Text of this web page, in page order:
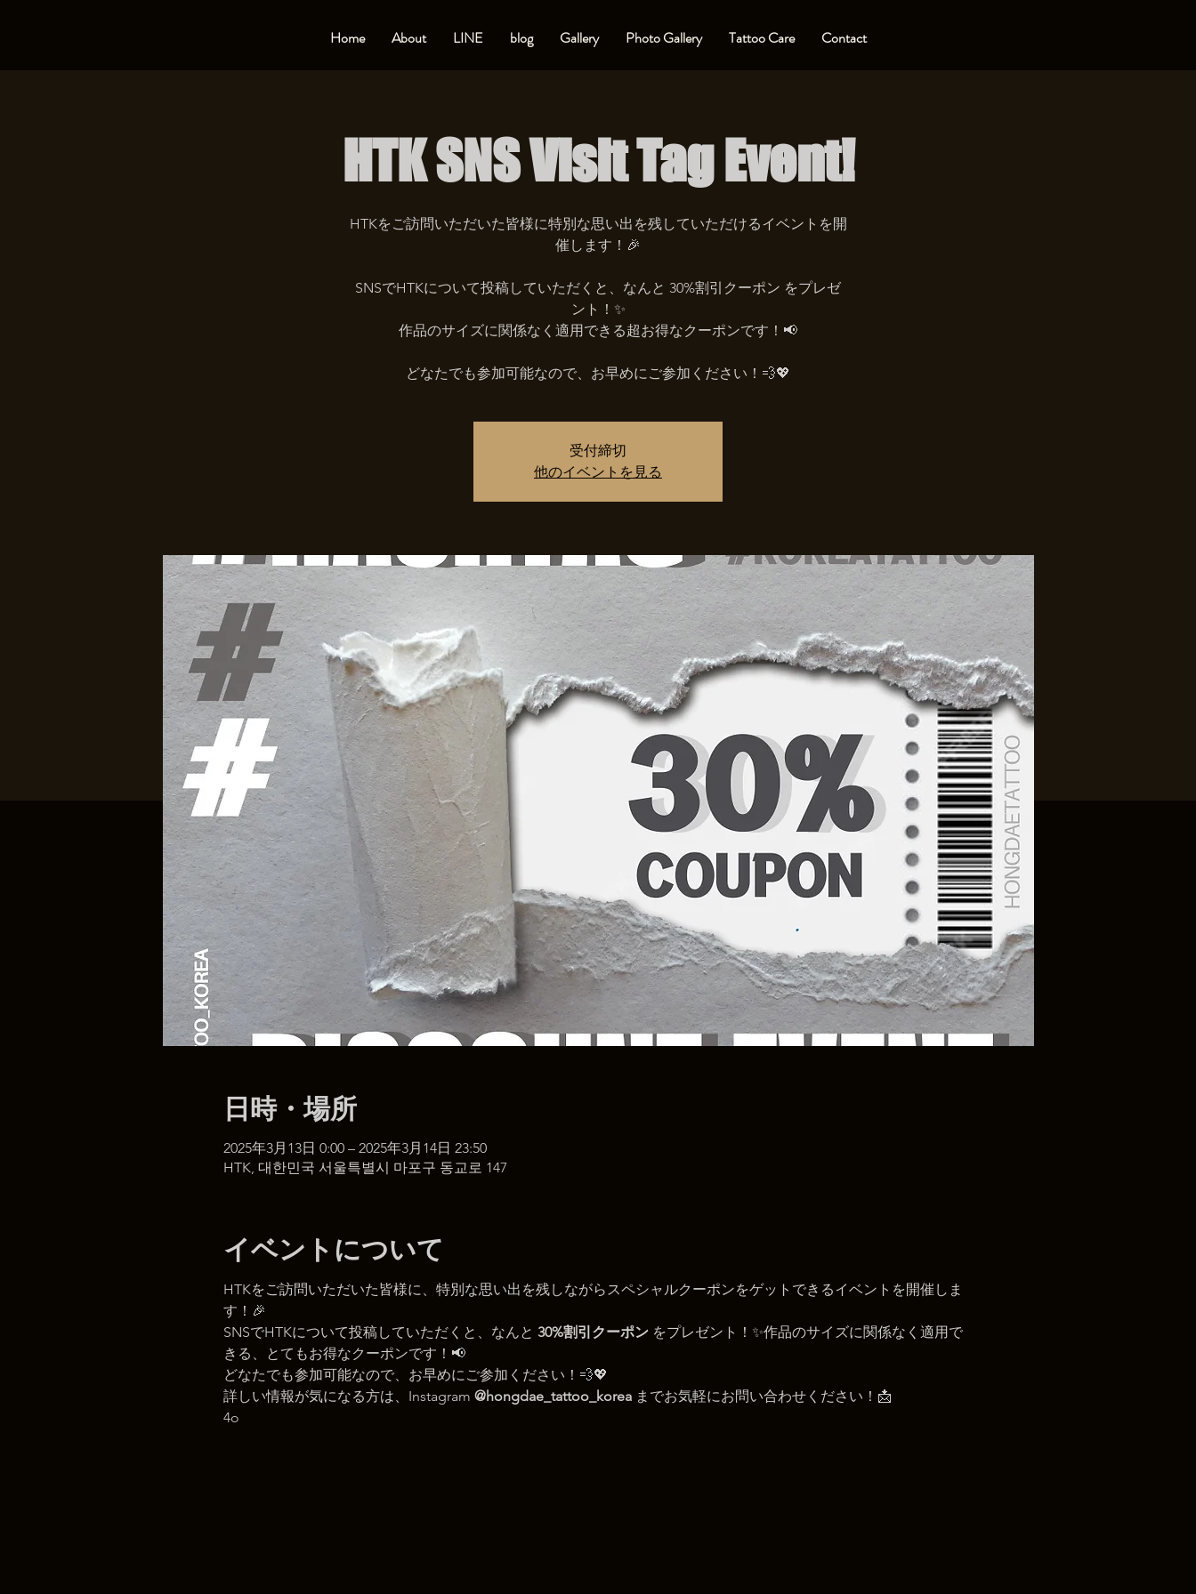
Home About LINE blog Gallery Photo Gallery Tattoo Care Contact
HTK SNS Visit Tag Event!
HTKをご訪問いただいた皆様に特別な思い出を残していただけるイベントを開
催します！🎉
SNSでHTKについて投稿していただくと、なんと 30%割引クーポン をプレゼ
ント！✨
作品のサイズに関係なく適用できる超お得なクーポンです！📢
受付締切
他のイベントを見る
日時・場所
2025年3月13日 0:00 – 2025年3月14日 23:50
HTK, 대한민국 서울특별시 마포구 동교로 147
イベントについて
HTKをご訪問いただいた皆様に、特別な思い出を残しながらスペシャルクーポンをゲットできるイベントを開催しま
す！🎉
SNSでHTKについて投稿していただくと、なんと 30%割引クーポン をプレゼント！✨作品のサイズに関係なく適用で
きる、とてもお得なクーポンです！📢
どなたでも参加可能なので、お早めにご参加ください！💨💖
詳しい情報が気になる方は、Instagram @hongdae_tattoo_korea までお気軽にお問い合わせください！📩
4o